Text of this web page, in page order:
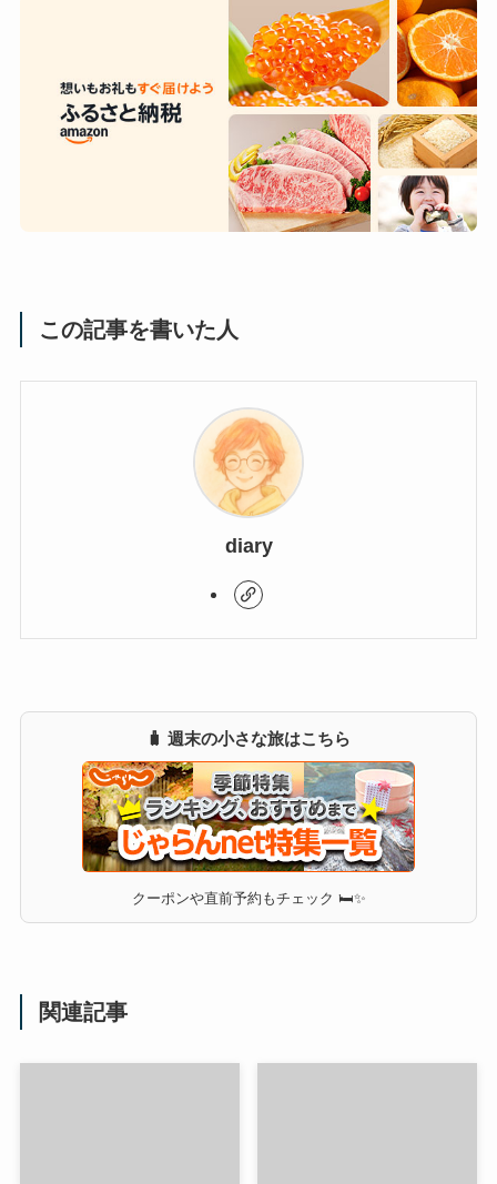
この記事を書いた人
diary
🧳 週末の小さな旅はこちら
クーポンや直前予約もチェック 🛏✨
関連記事